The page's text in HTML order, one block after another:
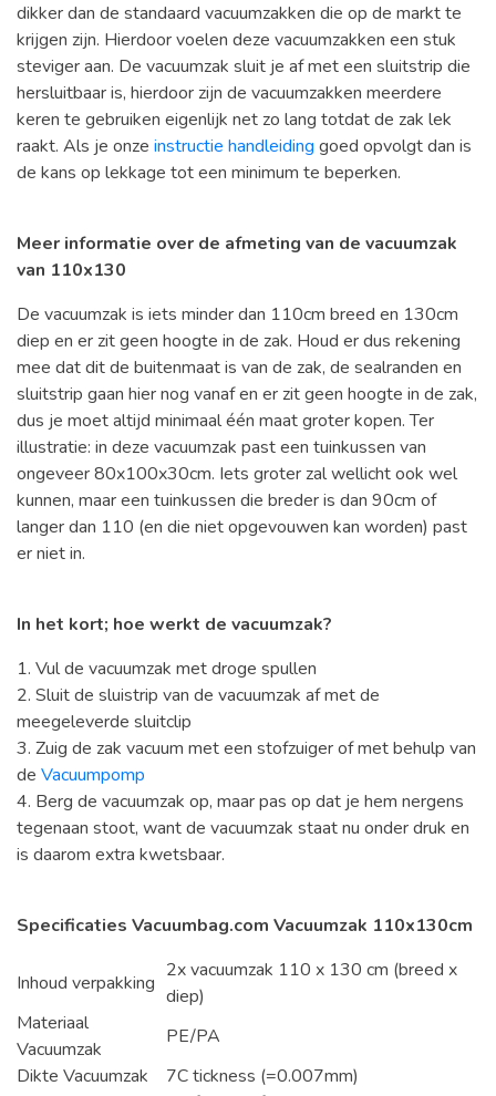
dikker dan de standaard vacuumzakken die op de markt te
krijgen zijn. Hierdoor voelen deze vacuumzakken een stuk
steviger aan. De vacuumzak sluit je af met een sluitstrip die
hersluitbaar is, hierdoor zijn de vacuumzakken meerdere
keren te gebruiken eigenlijk net zo lang totdat de zak lek
raakt. Als je onze instructie handleiding goed opvolgt dan is
de kans op lekkage tot een minimum te beperken.
Meer informatie over de afmeting van de vacuumzak
van 110x130
De vacuumzak is iets minder dan 110cm breed en 130cm
diep en er zit geen hoogte in de zak. Houd er dus rekening
mee dat dit de buitenmaat is van de zak, de sealranden en
sluitstrip gaan hier nog vanaf en er zit geen hoogte in de zak,
dus je moet altijd minimaal één maat groter kopen. Ter
illustratie: in deze vacuumzak past een tuinkussen van
ongeveer 80x100x30cm. Iets groter zal wellicht ook wel
kunnen, maar een tuinkussen die breder is dan 90cm of
langer dan 110 (en die niet opgevouwen kan worden) past
er niet in.
In het kort; hoe werkt de vacuumzak?
1. Vul de vacuumzak met droge spullen
2. Sluit de sluistrip van de vacuumzak af met de
meegeleverde sluitclip
3. Zuig de zak vacuum met een stofzuiger of met behulp van
de Vacuumpomp
4. Berg de vacuumzak op, maar pas op dat je hem nergens
tegenaan stoot, want de vacuumzak staat nu onder druk en
is daarom extra kwetsbaar.
Specificaties Vacuumbag.com Vacuumzak 110x130cm
Inhoud verpakking
2x vacuumzak 110 x 130 cm (breed x
diep)
Materiaal
Vacuumzak
PE/PA
Dikte Vacuumzak
7C tickness (=0.007mm)